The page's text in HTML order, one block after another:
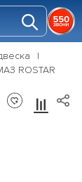
ROSTAR